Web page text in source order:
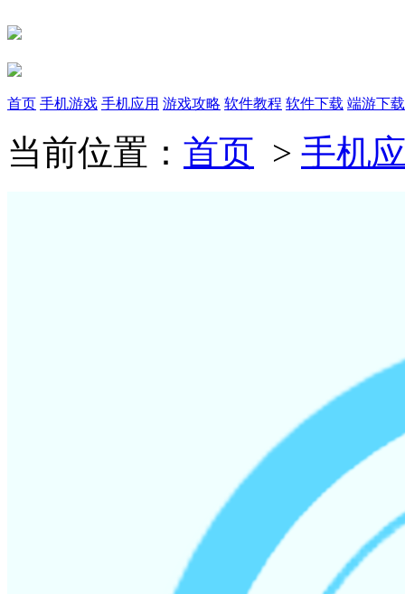
首页 手机游戏 手机应用 游戏攻略 软件教程 软件下载 端游下载
当前位置： 首页 > 手机